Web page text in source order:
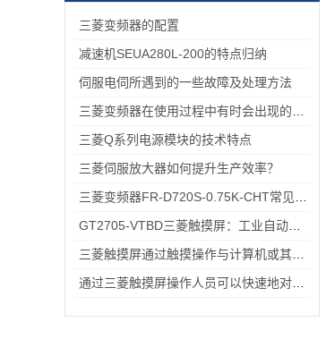
三菱变频器的配置
减速机SEUA280L-200的特点归纳
伺服电伺所遇到的一些故障及处理方法
三菱Q系列电源模块的技术特点
三菱伺服放大器如何提升生产效率？